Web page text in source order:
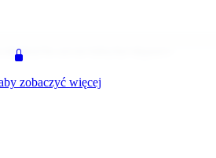
bo oni nie lubią być złapani )
zobaczyć więcej